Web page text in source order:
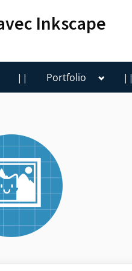
Inkscape
|| Portfolio Toggle
menu
||